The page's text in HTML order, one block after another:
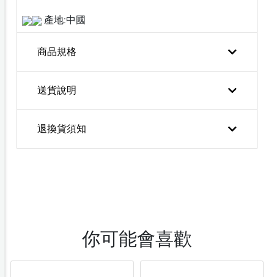
產地:中國
商品規格
送貨說明
退換貨須知
你可能會喜歡